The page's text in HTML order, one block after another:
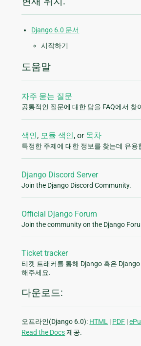
Django 6.0 문서
시작하기
도움말
자주 묻는 질문
공통적인 질문에 대한 답을 FAQ에서 찾
색인, 모듈 색인, or 목차
특정한 주제에 대한 정보를 찾는데 유용
Django Discord Server
Join the Django Discord Community.
Official Django Forum
Join the community on the Django
Ticket tracker
티켓 트래커를 통해 Django 혹은
해주세요.
다운로드:
오프라인(Django 6.0): HTML | PDF |
Read the Docs제공.